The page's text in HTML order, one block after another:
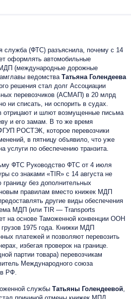
(ФТС) разъяснила, почему с 14
оформлять автомобильные
МДП (международные дорожные
ведомства Татьяна Голендеева
решения стал долг Ассоциации
перевозчиков (АСМАП) в 20 млрд
ни списать, ни оспорить в судах.
отрицают и шлют возмущенные письма
и его замам. В то же время
РОСТЭК, которое перевозчики
в пятницу объявило, что уже
услуги по обеспечению транзита.
ФТС Руководство ФТС от 4 июля
со знаками «TIR» с 14 августа не
без дополнительных
правилам вместо книжек МДП
другие виды обеспечения
МДП (или TIR — Transports
на основе Таможенной конвенции ООН
1975 года. Книжки МДП
платежей и позволяют перевозить
избегая проверок на границе.
партии товара) перевозчикам
Международного союза
РФ.
службы Татьяны Голендеевой